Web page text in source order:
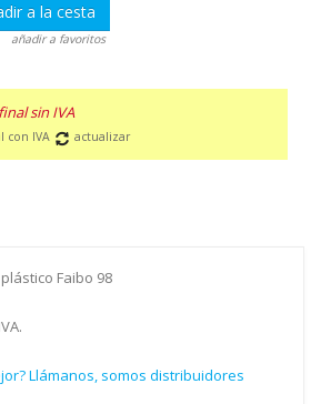
a la cesta
añadir a favoritos
sin IVA
con IVA actualizar
Faibo 98
Llámanos, somos distribuidores